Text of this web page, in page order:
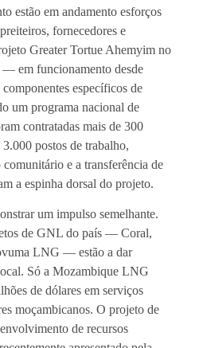
estão em andamento esforços
fornecedores e
Greater Tortue Ahemyim no
— em funcionamento desde
específicos de
um programa nacional de
contratadas mais de 300
postos de trabalho,
e a transferência de
a espinha dorsal do projeto.
um impulso semelhante.
de GNL do país — Coral,
LNG — estão a dar
Só a Mozambique LNG
de dólares em serviços
moçambicanos. O projeto de
de recursos